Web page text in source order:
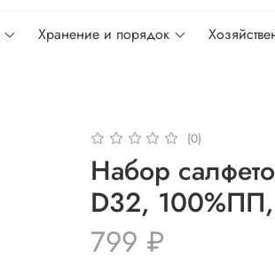
Хранение и порядок
(0)
Набор
D32,
799 ₽